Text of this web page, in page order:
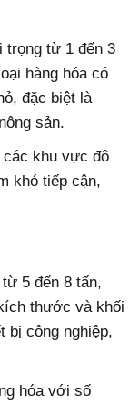
trọng từ 1 đến 3
hàng hóa có
đặc biệt là
sản.
các khu vực đô
khó tiếp cận,
5 đến 8 tấn,
thước và khối
bị công nghiệp,
hóa với số